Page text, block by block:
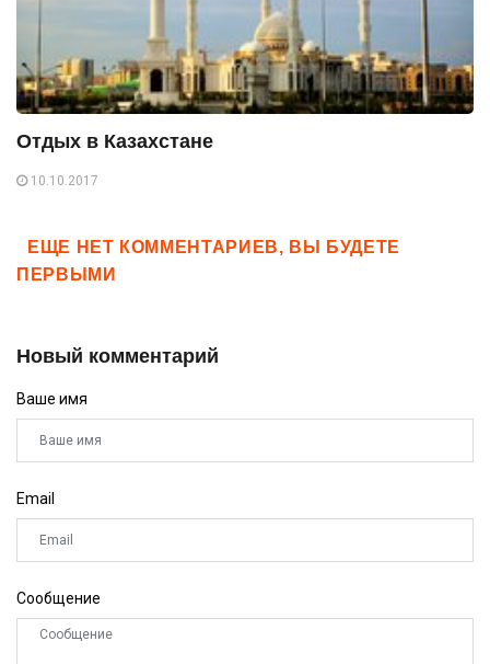
Отдых в Казахстане
10.10.2017
ЕЩЕ НЕТ КОММЕНТАРИЕВ, ВЫ БУДЕТЕ
ПЕРВЫМИ
Новый комментарий
Ваше имя
Email
Сообщение